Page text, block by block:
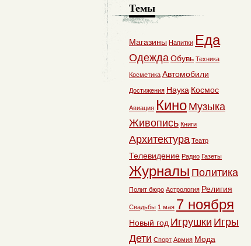
Темы
Магазины Напитки Еда
ОдеждаОбувь Техника
Косметика Автомобили
Достижения Наука Космос
Авиация Кино Музыка
Живопись Книги
Архитектура Театр
Телевидение Радио Газеты
Журналы Политика
Полит бюро Астрология Религия
Свадьбы 1 мая 7 ноября
Новый год Игрушки Игры
Дети Спорт Армия Мода